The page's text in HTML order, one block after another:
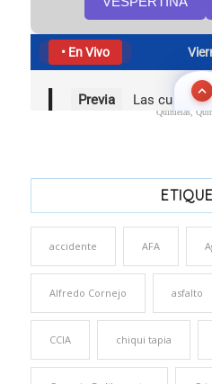
Quinielas,
accidente AFA
Alfredo Cornejo asfalto
CCIA chiqui tapia